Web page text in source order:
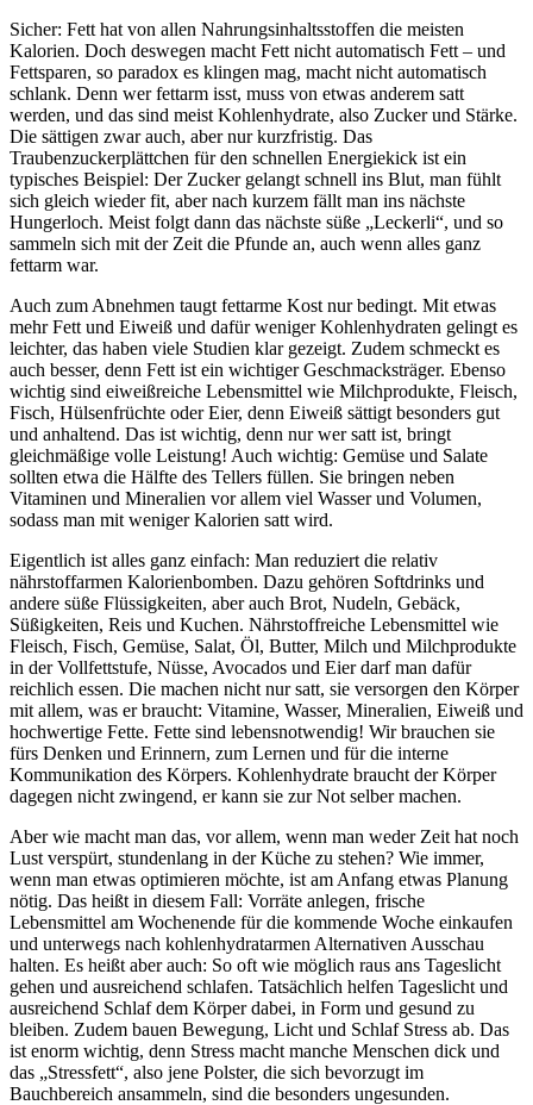
Sicher: Fett hat von allen Nahrungsinhaltsstoffen die meisten
Kalorien. Doch deswegen macht Fett nicht automatisch Fett – und
Fettsparen, so paradox es klingen mag, macht nicht automatisch
schlank. Denn wer fettarm isst, muss von etwas anderem satt
werden, und das sind meist Kohlenhydrate, also Zucker und Stärke.
Die sättigen zwar auch, aber nur kurzfristig. Das
Traubenzuckerplättchen für den schnellen Energiekick ist ein
typisches Beispiel: Der Zucker gelangt schnell ins Blut, man fühlt
sich gleich wieder fit, aber nach kurzem fällt man ins nächste
Hungerloch. Meist folgt dann das nächste süße „Leckerli“, und so
sammeln sich mit der Zeit die Pfunde an, auch wenn alles ganz
fettarm war.
Auch zum Abnehmen taugt fettarme Kost nur bedingt. Mit etwas
mehr Fett und Eiweiß und dafür weniger Kohlenhydraten gelingt es
leichter, das haben viele Studien klar gezeigt. Zudem schmeckt es
auch besser, denn Fett ist ein wichtiger Geschmacksträger. Ebenso
wichtig sind eiweißreiche Lebensmittel wie Milchprodukte, Fleisch,
Fisch, Hülsenfrüchte oder Eier, denn Eiweiß sättigt besonders gut
und anhaltend. Das ist wichtig, denn nur wer satt ist, bringt
gleichmäßige volle Leistung! Auch wichtig: Gemüse und Salate
sollten etwa die Hälfte des Tellers füllen. Sie bringen neben
Vitaminen und Mineralien vor allem viel Wasser und Volumen,
sodass man mit weniger Kalorien satt wird.
Eigentlich ist alles ganz einfach: Man reduziert die relativ
nährstoffarmen Kalorienbomben. Dazu gehören Softdrinks und
andere süße Flüssigkeiten, aber auch Brot, Nudeln, Gebäck,
Süßigkeiten, Reis und Kuchen. Nährstoffreiche Lebensmittel wie
Fleisch, Fisch, Gemüse, Salat, Öl, Butter, Milch und Milchprodukte
in der Vollfettstufe, Nüsse, Avocados und Eier darf man dafür
reichlich essen. Die machen nicht nur satt, sie versorgen den Körper
mit allem, was er braucht: Vitamine, Wasser, Mineralien, Eiweiß und
hochwertige Fette. Fette sind lebensnotwendig! Wir brauchen sie
fürs Denken und Erinnern, zum Lernen und für die interne
Kommunikation des Körpers. Kohlenhydrate braucht der Körper
dagegen nicht zwingend, er kann sie zur Not selber machen.
Aber wie macht man das, vor allem, wenn man weder Zeit hat noch
Lust verspürt, stundenlang in der Küche zu stehen? Wie immer,
wenn man etwas optimieren möchte, ist am Anfang etwas Planung
nötig. Das heißt in diesem Fall: Vorräte anlegen, frische
Lebensmittel am Wochenende für die kommende Woche einkaufen
und unterwegs nach kohlenhydratarmen Alternativen Ausschau
halten. Es heißt aber auch: So oft wie möglich raus ans Tageslicht
gehen und ausreichend schlafen. Tatsächlich helfen Tageslicht und
ausreichend Schlaf dem Körper dabei, in Form und gesund zu
bleiben. Zudem bauen Bewegung, Licht und Schlaf Stress ab. Das
ist enorm wichtig, denn Stress macht manche Menschen dick und
das „Stressfett“, also jene Polster, die sich bevorzugt im
Bauchbereich ansammeln, sind die besonders ungesunden.